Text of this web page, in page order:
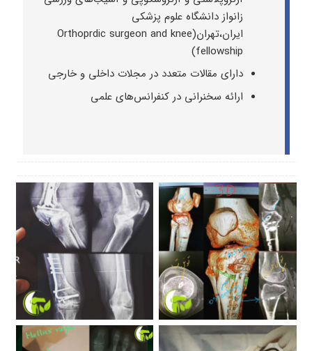
زانواز دانشگاه علوم پزشکی
ایران،تهران(Orthoprdic surgeon and knee
fellowship)
دارای مقالات متعدد در مجلات داخلی و خارجی
ارائه سخنرانی در کنفرانس‌های علمی